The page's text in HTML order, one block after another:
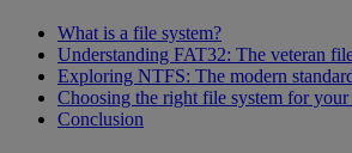
What is a file system?
Understanding FAT32: The veteran
Exploring NTFS: The modern
Choosing the right file system for your
Conclusion